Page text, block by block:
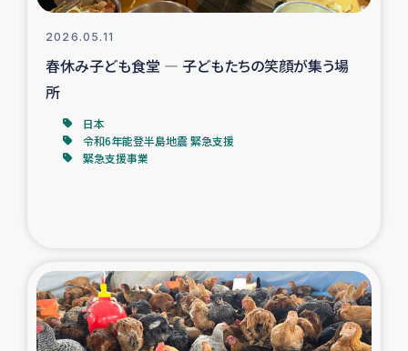
トルコにおけるシリア難民支援事業
インドネシア中部 スラウェシの地震・津波被災者支援
スリランカ ジャフナ県干物事業
スリランカの南北女性をつなぐサリー・リサイクル・プロ
ジェクト
2026.05.11
春休み子ども食堂 ― 子どもたちの笑顔が集う場
所
日本
令和6年能登半島地震 緊急支援
緊急支援事業